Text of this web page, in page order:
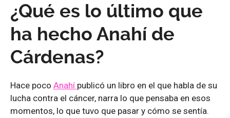
¿Qué es lo último que
ha hecho Anahí de
Cárdenas?
Hace poco Anahí publicó un libro en el que habla de su
lucha contra el cáncer, narra lo que pensaba en esos
momentos, lo que tuvo que pasar y cómo se sentía.